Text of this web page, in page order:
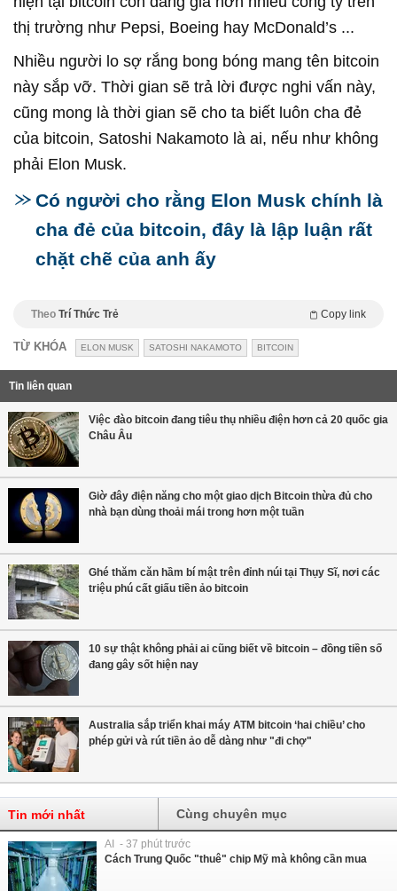
thị trường như Pepsi, Boeing hay McDonald’s ...
Nhiều người lo sợ rắng bong bóng mang tên bitcoin
này sắp vỡ. Thời gian sẽ trả lời được nghi vấn này,
cũng mong là thời gian sẽ cho ta biết luôn cha đẻ
của bitcoin, Satoshi Nakamoto là ai, nếu như không
phải Elon Musk.
Có người cho rằng Elon Musk chính là
cha đẻ của bitcoin, đây là lập luận rất
chặt chẽ của anh ấy
Theo Trí Thức Trẻ Copy link
TỪ KHÓA ELON MUSK SATOSHI NAKAMOTO BITCOIN
Tin liên quan
Việc đào bitcoin đang tiêu thụ nhiều điện hơn cả 20 quốc gia
Châu Âu
Giờ đây điện năng cho một giao dịch Bitcoin thừa đủ cho
nhà bạn dùng thoải mái trong hơn một tuần
Ghé thăm căn hầm bí mật trên đỉnh núi tại Thụy Sĩ, nơi các
triệu phú cất giấu tiền ảo bitcoin
10 sự thật không phải ai cũng biết về bitcoin – đồng tiền số
đang gây sốt hiện nay
Australia sắp triển khai máy ATM bitcoin ‘hai chiều’ cho
phép gửi và rút tiền ảo dễ dàng như "đi chợ"
Tin mới nhất Cùng chuyên mục
AI - 37 phút trước
Cách Trung Quốc "thuê" chip Mỹ mà không cần mua